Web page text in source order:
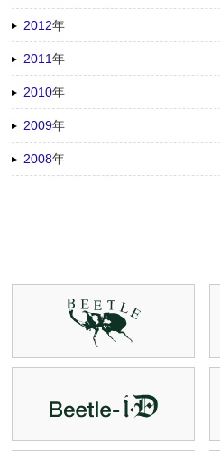
2012年
2011年
2010年
2009年
2008年